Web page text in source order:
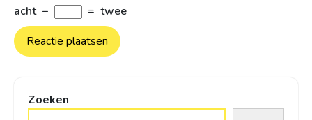
acht − = twee
Zoeken